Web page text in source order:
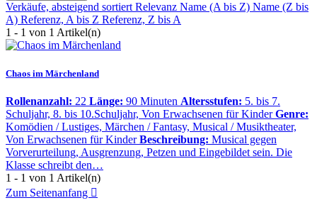
Verkäufe, absteigend sortiertRelevanz Name (A bis Z) Name (Z bis
A) Referenz, A bis Z Referenz, Z bis A
1 - 1 von 1 Artikel(n)
Chaos im Märchenland
Rollenanzahl: 22 Länge: 90 Minuten Altersstufen: 5. bis 7.
Schuljahr, 8. bis 10.Schuljahr, Von Erwachsenen für Kinder Genre:
Komödien / Lustiges, Märchen / Fantasy, Musical / Musiktheater,
Von Erwachsenen für Kinder Beschreibung: Musical gegen
Vorverurteilung, Ausgrenzung, Petzen und Eingebildet sein. Die
Klasse schreibt den…
1 - 1 von 1 Artikel(n)
Zum Seitenanfang 